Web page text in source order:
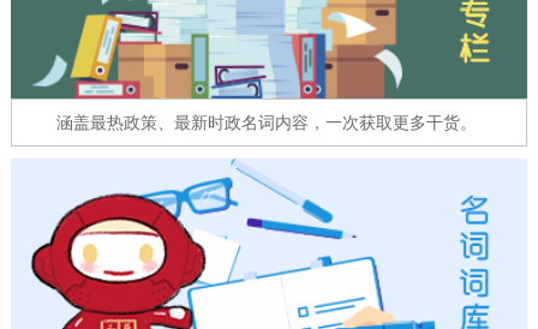
ENGLISH 한국어 日本語
DEUTSCH FRANÇAIS РУССКИЙ ЯЗЫК
ESPAÑOL العربية PORTUGUÊS
ITALIANO
涵盖最热政策、最新时政名词内容，一次获取更多干货。